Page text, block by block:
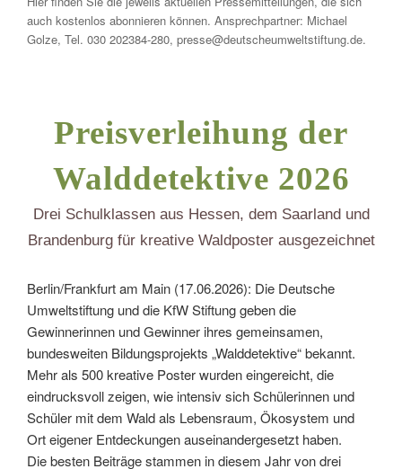
auch kostenlos abonnieren können. Ansprechpartner: Michael
Golze, Tel. 030 202384-280, presse@deutscheumweltstiftung.de.
Preisverleihung der
Walddetektive 2026
Drei Schulklassen aus Hessen, dem Saarland und
Brandenburg für kreative Waldposter ausgezeichnet
Berlin/Frankfurt am Main (17.06.2026): Die Deutsche
Umweltstiftung und die KfW Stiftung geben die
Gewinnerinnen und Gewinner ihres gemeinsamen,
bundesweiten Bildungsprojekts „Walddetektive“ bekannt.
Mehr als 500 kreative Poster wurden eingereicht, die
eindrucksvoll zeigen, wie intensiv sich Schülerinnen und
Schüler mit dem Wald als Lebensraum, Ökosystem und
Ort eigener Entdeckungen auseinandergesetzt haben.
Die besten Beiträge stammen in diesem Jahr von drei